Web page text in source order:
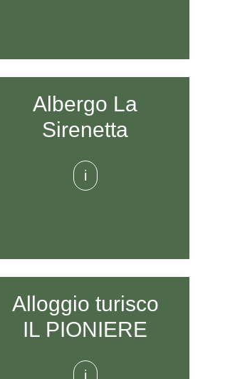
Albergo La
Sirenetta
i
Alloggio turisco
IL PIONIERE
i